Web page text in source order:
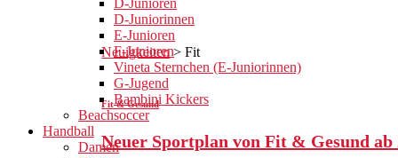
D-Junioren
D-Juniorinnen
E-Junioren
F-Junioren
Vineta Sternchen (E-Juniorinnen)
G-Jugend
Bambini Kickers
Beachsoccer
Handball
Damen
Neuigkeiten>Fit
Fit & Gesund
Neuer Sportplan von Fit & Gesund ab